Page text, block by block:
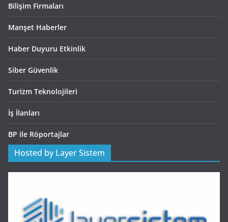
Bilişim Firmaları
Manşet Haberler
Haber Duyuru Etkinlik
Siber Güvenlik
Turizm Teknolojileri
İş İlanları
BP ile Röportajlar
Hosted by Layer Sistem